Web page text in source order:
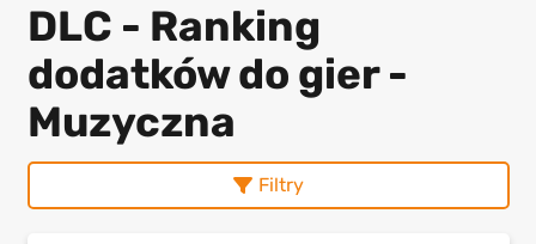
DLC - Ranking
dodatków do gier -
Muzyczna
Filtry